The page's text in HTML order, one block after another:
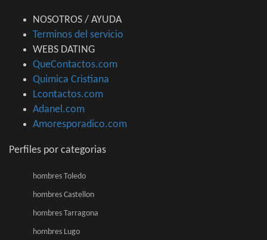
NOSOTROS / AYUDA
Terminos del servicio
WEBS DATING
QueContactos.com
Quimica Cristiana
Lcontactos.com
Adanel.com
Amoresporadico.com
Perfiles por categorias
hombres Toledo
hombres Castellon
hombres Tarragona
hombres Lugo